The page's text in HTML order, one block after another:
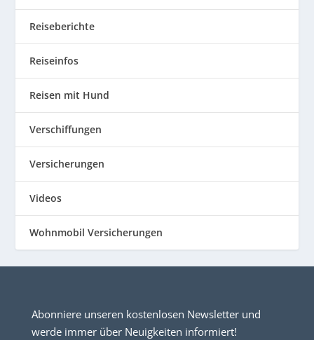
Reiseberichte
Reiseinfos
Reisen mit Hund
Verschiffungen
Versicherungen
Videos
Wohnmobil Versicherungen
Abonniere unseren kostenlosen Newsletter und
werde immer über Neuigkeiten informiert!